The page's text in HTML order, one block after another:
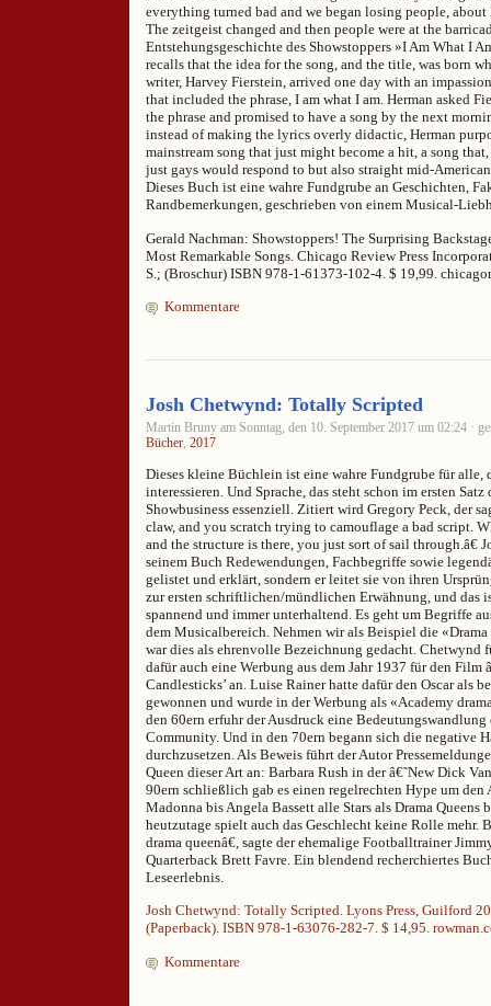
everything turned bad and we began losing people, about
The zeitgeist changed and then people were at the
Entstehungsgeschichte des Showstoppers »I Am What I
recalls that the idea for the song, and the title, was born
writer, Harvey Fierstein, arrived one day with an
that included the phrase, I am what I am. Herman asked
the phrase and promised to have a song by the next
instead of making the lyrics overly didactic, Herman
mainstream song that just might become a hit, a song
just gays would respond to but also straight mid-
Dieses Buch ist eine wahre Fundgrube an Geschichten,
Randbemerkungen, geschrieben von einem Musical-
Gerald Nachman: Showstoppers! The Surprising
Most Remarkable Songs. Chicago Review Press
S.; (Broschur) ISBN 978-1-61373-102-4. $ 19,99.
Kommentare
Josh Chetwynd: Totally Scripted
Martin Bruny am Sonntag, den 10. September 2017 um 02:24 ·
Bücher 2017
Dieses kleine Büchlein ist eine wahre Fundgrube für alle,
interessieren. Und Sprache, das steht schon im ersten Satz
Showbusiness essenziell. Zitiert wird Gregory Peck, der
claw, and you scratch trying to camouflage a bad script.
and the structure is there, you just sort of sail through.â€
seinem Buch Redewendungen, Fachbegriffe sowie
gelistet und erklärt, sondern er leitet sie von ihren
zur ersten schriftlichen/mündlichen Erwähnung, und das
spannend und immer unterhaltend. Es geht um Begriffe
dem Musicalbereich. Nehmen wir als Beispiel die «Drama
war dies als ehrenvolle Bezeichnung gedacht. Chetwynd
dafür auch eine Werbung aus dem Jahr 1937 für den Film
Candlesticks’ an. Luise Rainer hatte dafür den Oscar als
gewonnen und wurde in der Werbung als «Academy
den 60ern erfuhr der Ausdruck eine
Community. Und in den 70ern begann sich die negative
durchzusetzen. Als Beweis führt der Autor
Queen dieser Art an: Barbara Rush in der â€˜New Dick
90ern schließlich gab es einen regelrechten Hype um den
Madonna bis Angela Bassett alle Stars als Drama Queens
heutzutage spielt auch das Geschlecht keine Rolle mehr.
drama queenâ€, sagte der ehemalige Footballtrainer
Quarterback Brett Favre. Ein blendend recherchiertes
Leseerlebnis.
Josh Chetwynd: Totally Scripted. Lyons Press, Guilford
(Paperback). ISBN 978-1-63076-282-7. $ 14,95.
Kommentare